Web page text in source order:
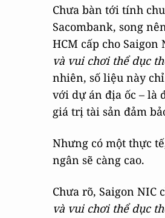
Chưa bàn tới tính
Sacombank, song
HCM cấp cho Saigon
và vui chơi thể dục
nhiên, số liệu này
với dự án địa ốc – là
giá trị tài sản đảm
Nhưng có một thực
ngân sẽ càng cao.
Chưa rõ, Saigon
và vui chơi thể dục